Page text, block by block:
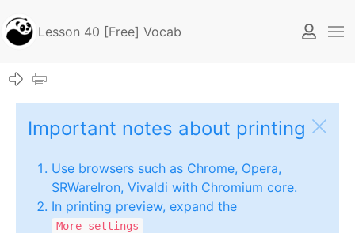
Lesson 40 [Free] Vocab
Important notes about printing
Use browsers such as Chrome, Opera,
SRWareIron, Vivaldi with Chromium core.
In printing preview, expand the
More settings